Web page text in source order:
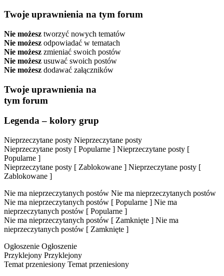
Twoje uprawnienia na tym forum
Nie możesz tworzyć nowych tematów
Nie możesz odpowiadać w tematach
Nie możesz zmieniać swoich postów
Nie możesz usuwać swoich postów
Nie możesz dodawać załączników
Twoje uprawnienia na
tym forum
Legenda – kolory grup
Nieprzeczytane posty Nieprzeczytane posty
Nieprzeczytane posty [ Popularne ] Nieprzeczytane posty [
Popularne ]
Nieprzeczytane posty [ Zablokowane ] Nieprzeczytane posty [
Zablokowane ]
Nie ma nieprzeczytanych postów Nie ma nieprzeczytanych postów
Nie ma nieprzeczytanych postów [ Popularne ] Nie ma
nieprzeczytanych postów [ Popularne ]
Nie ma nieprzeczytanych postów [ Zamknięte ] Nie ma
nieprzeczytanych postów [ Zamknięte ]
Ogłoszenie Ogłoszenie
Przyklejony Przyklejony
Temat przeniesiony Temat przeniesiony